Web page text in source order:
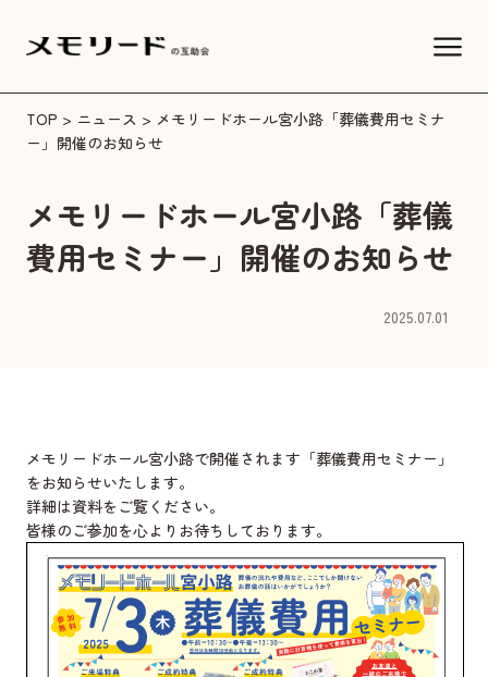
TOP > ニュース > メモリードホール宮小路「葬儀費用セミナ
ー」開催のお知らせ
メモリードホール宮小路「葬儀
費用セミナー」開催のお知らせ
2025.07.01
メモリードホール宮小路で開催されます「葬儀費用セミナー」
をお知らせいたします。
詳細は資料をご覧ください。
皆様のご参加を心よりお待ちしております。